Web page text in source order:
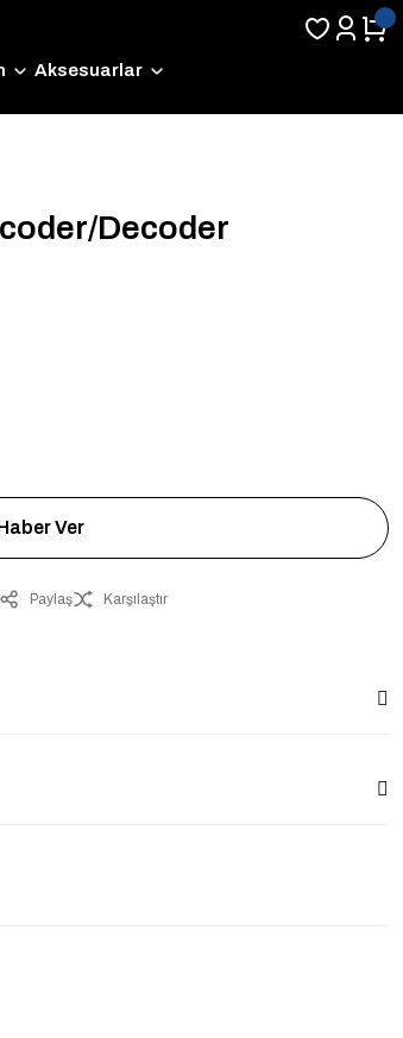
Aksesuarlar
Decoder
Ver
Paylaş Karşılaştır